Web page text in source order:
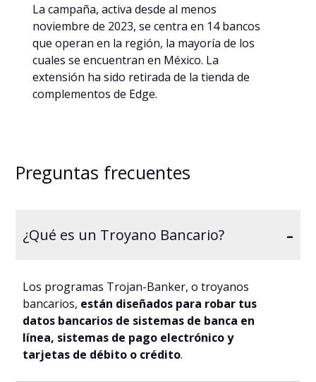
La campaña, activa desde al menos
noviembre de 2023, se centra en 14 bancos
que operan en la región, la mayoría de los
cuales se encuentran en México. La
extensión ha sido retirada de la tienda de
complementos de Edge.
Preguntas frecuentes
¿Qué es un Troyano Bancario? -
Los programas Trojan-Banker, o troyanos
bancarios, están diseñados para robar tus
datos bancarios de sistemas de banca en
línea, sistemas de pago electrónico y
tarjetas de débito o crédito.